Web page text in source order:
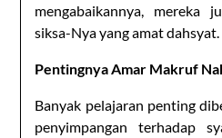
mengabaikannya, mereka
siksa-Nya yang amat dahsyat.
Pentingnya Amar Makruf
Banyak pelajaran penting
penyimpangan terhadap